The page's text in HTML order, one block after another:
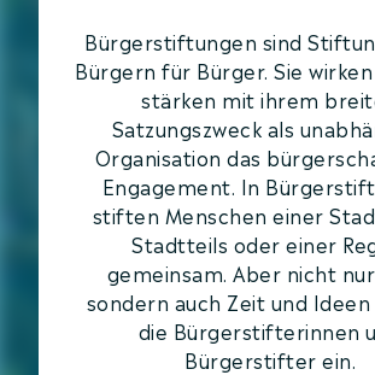
Bürgerstiftungen sind
Bürgern für Bürger. Sie
stärken mit ihrem
Satzungszweck als
Organisation das
Engagement. In
stiften Menschen einer
Stadtteils oder einer
gemeinsam. Aber nicht
sondern auch Zeit und
die Bürgerstifterinnen
Bürgerstifter ein.